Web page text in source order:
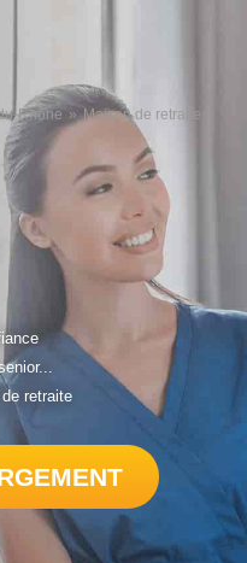
Rhône
Maison de retraite
retraite